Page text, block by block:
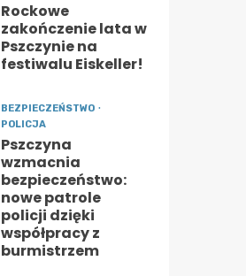
Rockowe
zakończenie lata w
Pszczynie na
festiwalu Eiskeller!
BEZPIECZEŃSTWO
POLICJA
Pszczyna
wzmacnia
bezpieczeństwo:
nowe patrole
policji dzięki
współpracy z
burmistrzem